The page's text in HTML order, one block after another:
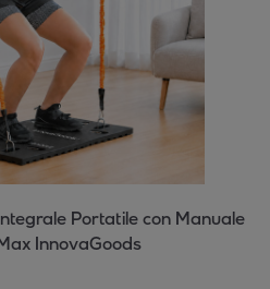
Portatile con Manuale
InnovaGoods